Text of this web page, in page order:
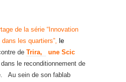
de la série “Innovation
les quartiers”, le
de Trira,
une Scic
le reconditionnement de
Au sein de son fablab